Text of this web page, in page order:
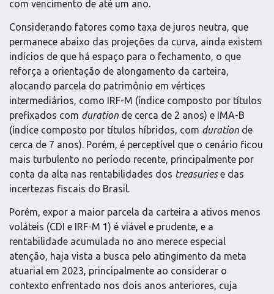
com vencimento de até um ano.
Considerando fatores como taxa de juros neutra, que
permanece abaixo das projeções da curva, ainda existem
indícios de que há espaço para o fechamento, o que
reforça a orientação de alongamento da carteira,
alocando parcela do patrimônio em vértices
intermediários, como IRF-M (índice composto por títulos
prefixados com duration de cerca de 2 anos) e IMA-B
(índice composto por títulos híbridos, com duration de
cerca de 7 anos). Porém, é perceptível que o cenário ficou
mais turbulento no período recente, principalmente por
conta da alta nas rentabilidades dos treasuriese das
incertezas fiscais do Brasil.
Porém, expor a maior parcela da carteira a ativos menos
voláteis (CDI e IRF-M 1) é viável e prudente, e a
rentabilidade acumulada no ano merece especial
atenção, haja vista a busca pelo atingimento da meta
atuarial em 2023, principalmente ao considerar o
contexto enfrentado nos dois anos anteriores, cuja